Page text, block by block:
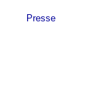
Presse